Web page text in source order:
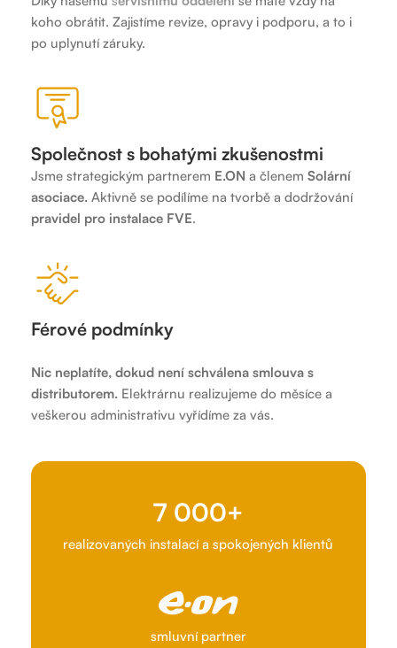
koho obrátit. Zajistíme revize, opravy i podporu, a to i
po uplynutí záruky.
Společnost s bohatými zkušenostmi
Jsme strategickým partnerem E.ON a členem Solární
asociace.Aktivně se podílíme na tvorbě a dodržování
pravidel pro instalace FVE.
Férové podmínky
Nic neplatíte, dokud není schválena smlouva s
distributorem.Elektrárnu realizujeme do měsíce a
veškerou administrativu vyřídíme za vás.
7 000+
realizovaných instalací a spokojených klientů
smluvní partner